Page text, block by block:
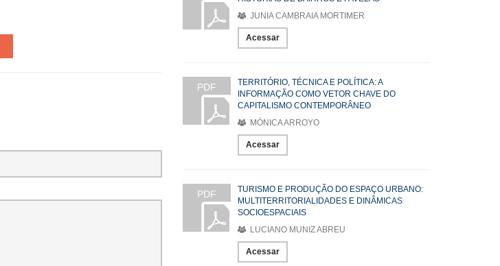
JUNIA CAMBRAIA MORTIMER
Acessar
PDF
TERRITÓRIO, TÉCNICA E POLÍTICA: A
INFORMAÇÃO COMO VETOR CHAVE DO
CAPITALISMO CONTEMPORÂNEO
MÓNICA ARROYO
Acessar
PDF
TURISMO E PRODUÇÃO DO ESPAÇO URBANO:
MULTITERRITORIALIDADES E DINÂMICAS
SOCIOESPACIAIS
LUCIANO MUNIZ ABREU
Acessar